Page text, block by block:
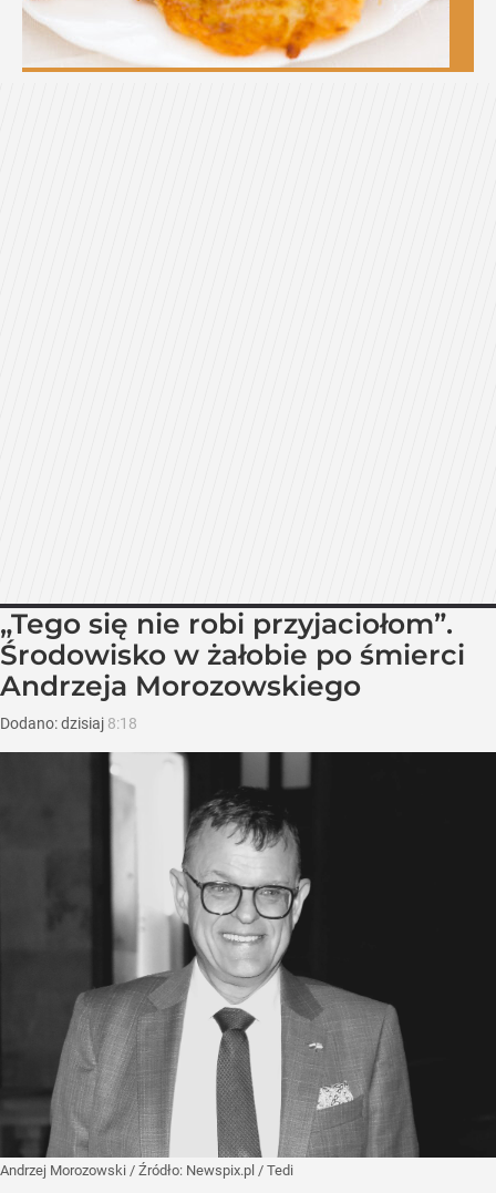
„Tego się nie robi przyjaciołom”.
Środowisko w żałobie po śmierci
Andrzeja Morozowskiego
Dodano:dzisiaj 8:18
Andrzej Morozowski / Źródło: Newspix.pl / Tedi